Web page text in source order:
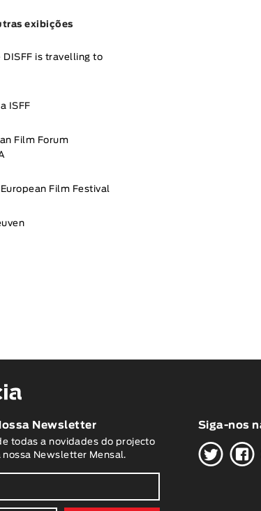
exibições
DISFF is travelling to
ISFF
Film Forum
Film Festival
Newsletter
todas a novidades do projecto
nossa Newsletter Mensal.
Siga-nos
HG